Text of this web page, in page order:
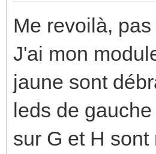
Me revoilà,
J'ai mon
jaune sont
leds de
sur G et H